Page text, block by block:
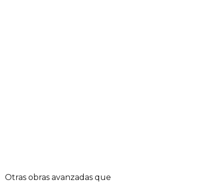
Otras obras avanzadas que